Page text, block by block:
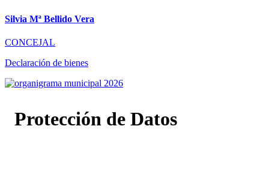
Silvia Mª Bellido Vera
CONCEJAL
Declaración de bienes
Protección de Datos